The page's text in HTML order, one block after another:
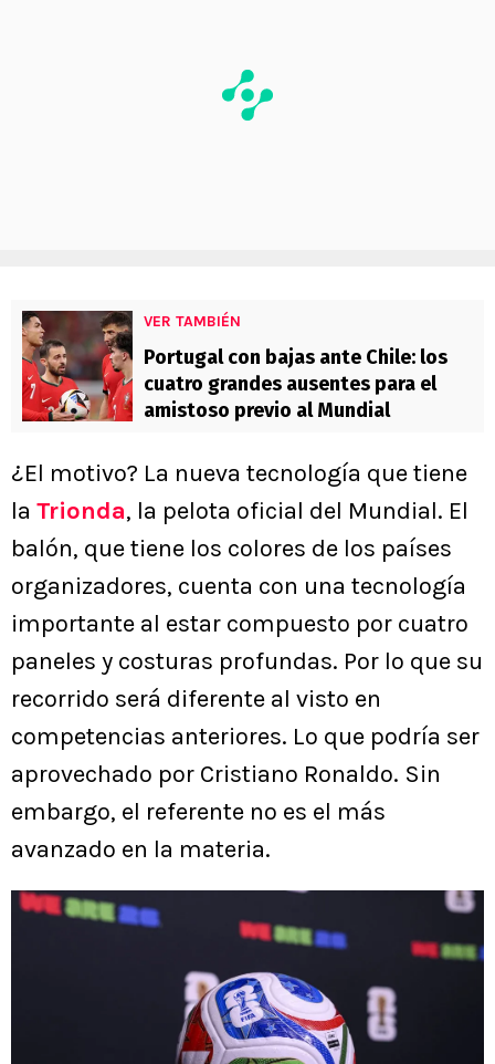
VER TAMBIÉN
Portugal con bajas ante Chile: los
cuatro grandes ausentes para el
amistoso previo al Mundial
¿El motivo? La nueva tecnología que tiene
la Trionda, la pelota oficial del Mundial. El
balón, que tiene los colores de los países
organizadores, cuenta con una tecnología
importante al estar compuesto por cuatro
paneles y costuras profundas. Por lo que su
recorrido será diferente al visto en
competencias anteriores. Lo que podría ser
aprovechado por Cristiano Ronaldo. Sin
embargo, el referente no es el más
avanzado en la materia.